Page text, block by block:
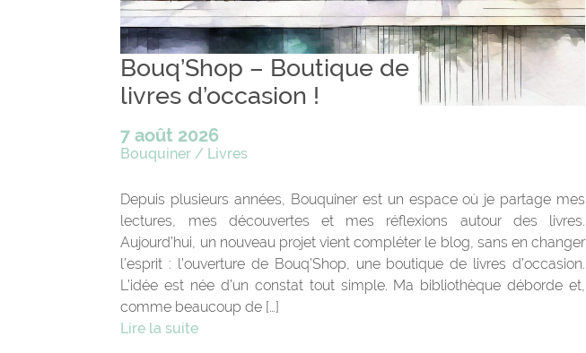
Bouq’Shop – Boutique de
livres d’occasion !
7 août 2026
Bouquiner / Livres
Depuis plusieurs années, Bouquiner est un espace où je partage mes
lectures, mes découvertes et mes réflexions autour des livres.
Aujourd’hui, un nouveau projet vient compléter le blog, sans en changer
l’esprit : l’ouverture de Bouq’Shop, une boutique de livres d’occasion.
L’idée est née d’un constat tout simple. Ma bibliothèque déborde et,
comme beaucoup de […]
Lire la suite